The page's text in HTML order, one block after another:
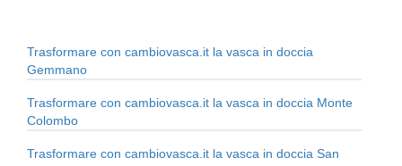
Trasformare con cambiovasca.it la vasca in doccia
Gemmano
Trasformare con cambiovasca.it la vasca in doccia Monte
Colombo
Trasformare con cambiovasca.it la vasca in doccia San